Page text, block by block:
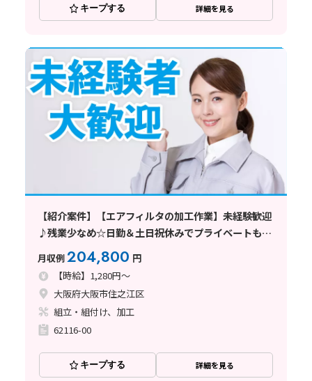
キープする 詳細を見る
【紹介案件】【エアフィルタの加工作業】未経験歓迎
♪残業少なめ☆日勤＆土日祝休みでプライベートも充
月収例204,800 円
【時給】1,280円～
大阪府大阪市住之江区
組立・組付け、加工
62116-00
キープする 詳細を見る